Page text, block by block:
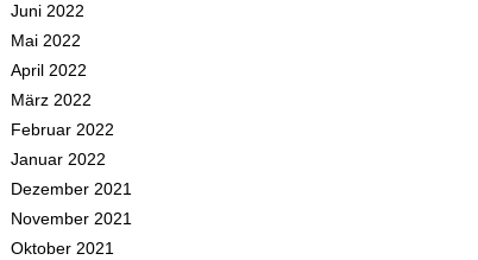
Juni 2022
Mai 2022
April 2022
März 2022
Februar 2022
Januar 2022
Dezember 2021
November 2021
Oktober 2021